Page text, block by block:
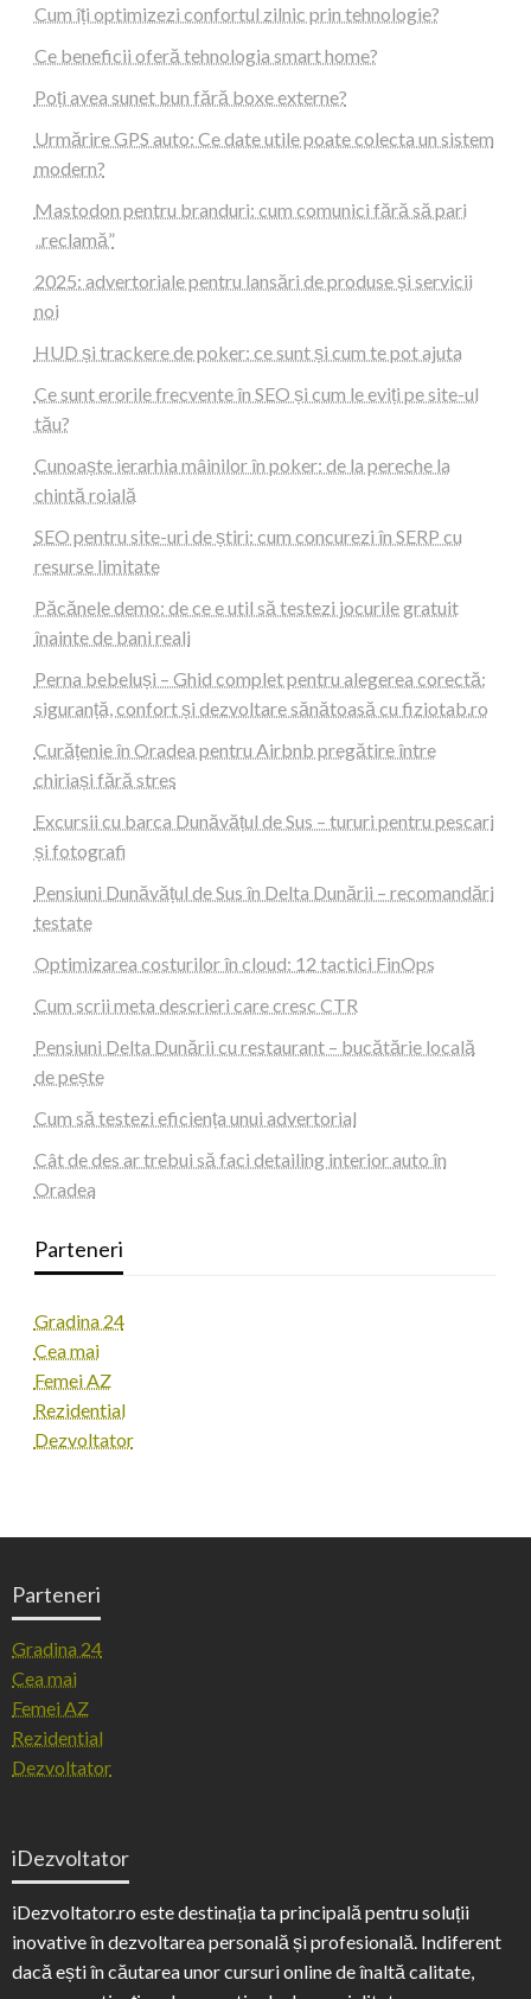
Cum îți optimizezi confortul zilnic prin tehnologie?
Ce beneficii oferă tehnologia smart home?
Poți avea sunet bun fără boxe externe?
Urmărire GPS auto: Ce date utile poate colecta un sistem
modern?
Mastodon pentru branduri: cum comunici fără să pari
„reclamă”
2025: advertoriale pentru lansări de produse și servicii
noi
HUD și trackere de poker: ce sunt și cum te pot ajuta
Ce sunt erorile frecvente în SEO și cum le eviți pe site-ul
tău?
Cunoaște ierarhia mâinilor în poker: de la pereche la
chintă roială
SEO pentru site-uri de știri: cum concurezi în SERP cu
resurse limitate
Păcănele demo: de ce e util să testezi jocurile gratuit
înainte de bani reali
Perna bebeluși – Ghid complet pentru alegerea corectă:
siguranță, confort și dezvoltare sănătoasă cu fiziotab.ro
Curățenie în Oradea pentru Airbnb pregătire între
chiriași fără stres
Excursii cu barca Dunăvățul de Sus – tururi pentru pescari
și fotografi
Pensiuni Dunăvățul de Sus în Delta Dunării – recomandări
testate
Optimizarea costurilor în cloud: 12 tactici FinOps
Cum scrii meta descrieri care cresc CTR
Pensiuni Delta Dunării cu restaurant – bucătărie locală
de pește
Cum să testezi eficiența unui advertorial
Cât de des ar trebui să faci detailing interior auto în
Oradea
Parteneri
Gradina 24
Cea mai
Femei AZ
Rezidential
Dezvoltator
Parteneri
Gradina 24
Cea mai
Femei AZ
Rezidential
Dezvoltator
iDezvoltator
iDezvoltator.ro este destinația ta principală pentru soluții
inovative în dezvoltarea personală și profesională. Indiferent
dacă ești în căutarea unor cursuri online de înaltă calitate,